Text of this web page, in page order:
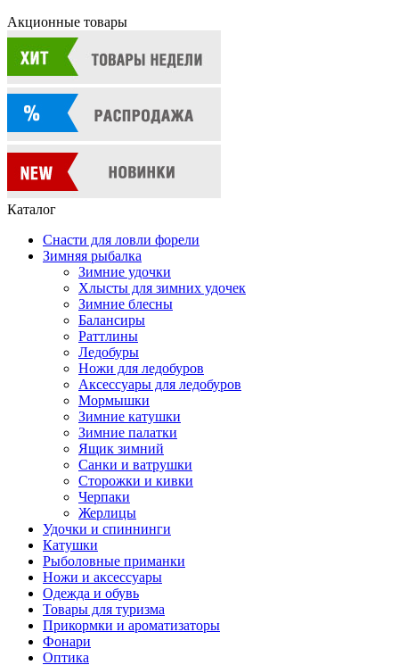
Акционные товары
Каталог
Снасти для ловли форели
Зимняя рыбалка
Зимние удочки
Хлысты для зимних удочек
Зимние блесны
Балансиры
Раттлины
Ледобуры
Ножи для ледобуров
Аксессуары для ледобуров
Мормышки
Зимние катушки
Зимние палатки
Ящик зимний
Санки и ватрушки
Сторожки и кивки
Черпаки
Жерлицы
Удочки и спиннинги
Катушки
Рыболовные приманки
Ножи и аксессуары
Одежда и обувь
Товары для туризма
Прикормки и ароматизаторы
Фонари
Оптика